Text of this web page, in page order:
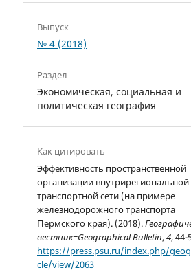
Выпуск
№ 4 (2018)
Раздел
Экономическая, социальная и
политическая география
Как цитировать
Эффективность пространственной
организации внутрирегиональной
транспортной сети (на примере
железнодорожного транспорта
Пермского края). (2018).
вестник=Geographical Bulletin,4, 44-
https://press.psu.ru/index.php/
cle/view/2063